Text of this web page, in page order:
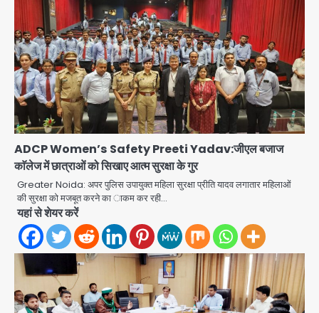
ADCP Women’s Safety Preeti Yadav:जीएल बजाज
काॅलेज में छात्राओं को सिखाए आत्म सुरक्षा के गुर
Greater Noida: अपर पुलिस उपायुक्त महिला सुरक्षा प्रीति यादव लगातार महिलाओं
की सुरक्षा को मजबूत करने का ाकम कर रही…
यहां से शेयर करें